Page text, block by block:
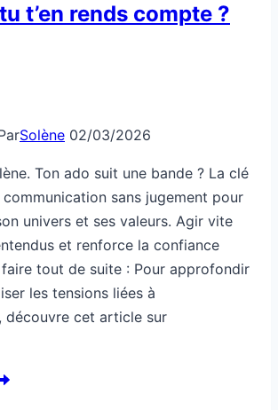
t’en rends compte ?
Solène 02/03/2026
Ton ado suit une bande ? La clé
communication sans jugement pour
univers et ses valeurs. Agir vite
et renforce la confiance
tout de suite : Pour approfondir
les tensions liées à
découvre cet article sur